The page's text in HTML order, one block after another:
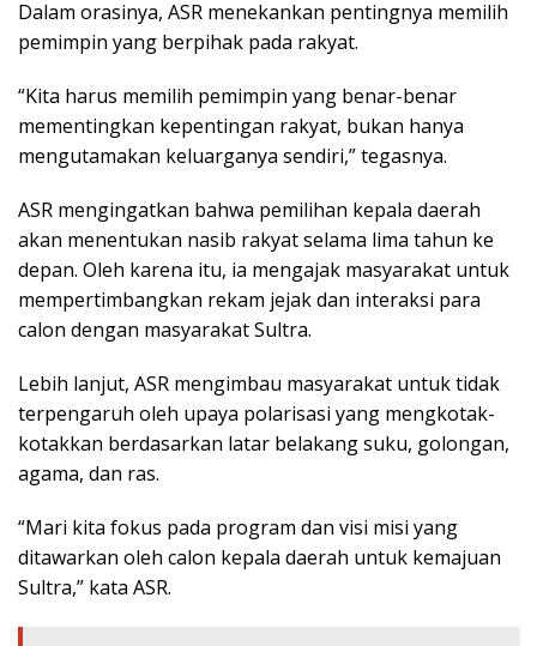
Dalam orasinya, ASR menekankan pentingnya memilih
pemimpin yang berpihak pada rakyat.
“Kita harus memilih pemimpin yang benar-benar
mementingkan kepentingan rakyat, bukan hanya
mengutamakan keluarganya sendiri,” tegasnya.
ASR mengingatkan bahwa pemilihan kepala daerah
akan menentukan nasib rakyat selama lima tahun ke
depan. Oleh karena itu, ia mengajak masyarakat untuk
mempertimbangkan rekam jejak dan interaksi para
calon dengan masyarakat Sultra.
Lebih lanjut, ASR mengimbau masyarakat untuk tidak
terpengaruh oleh upaya polarisasi yang mengkotak-
kotakkan berdasarkan latar belakang suku, golongan,
agama, dan ras.
“Mari kita fokus pada program dan visi misi yang
ditawarkan oleh calon kepala daerah untuk kemajuan
Sultra,” kata ASR.